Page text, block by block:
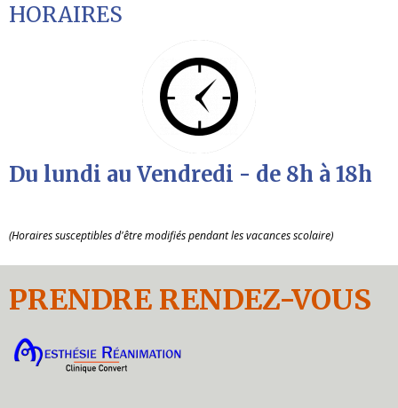
HORAIRES
Du lundi au Vendredi - de 8h à 18h
(Horaires susceptibles d'être modifiés pendant les vacances scolaire)
PRENDRE RENDEZ-VOUS